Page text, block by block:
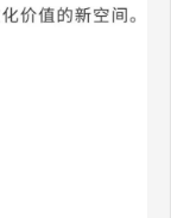
术馆，青岛
双个展，朗艺美